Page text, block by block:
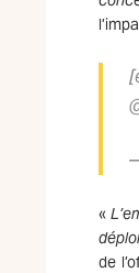
«
de